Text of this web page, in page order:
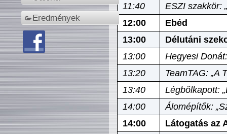
Eredmények
11:40
ESZI szakkör:
12:00
Ebéd
13:00
Délutáni
13:00
Hegyesi
13:20
TeamTAG: „A
13:40
Légbőlkapott:
14:00
Álomépítők:
14:00
Látogatás az